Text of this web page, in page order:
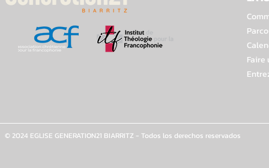
Faire
© 2024 EGLISE GENERATION21 BIARRITZ - Todos los derechos reservados